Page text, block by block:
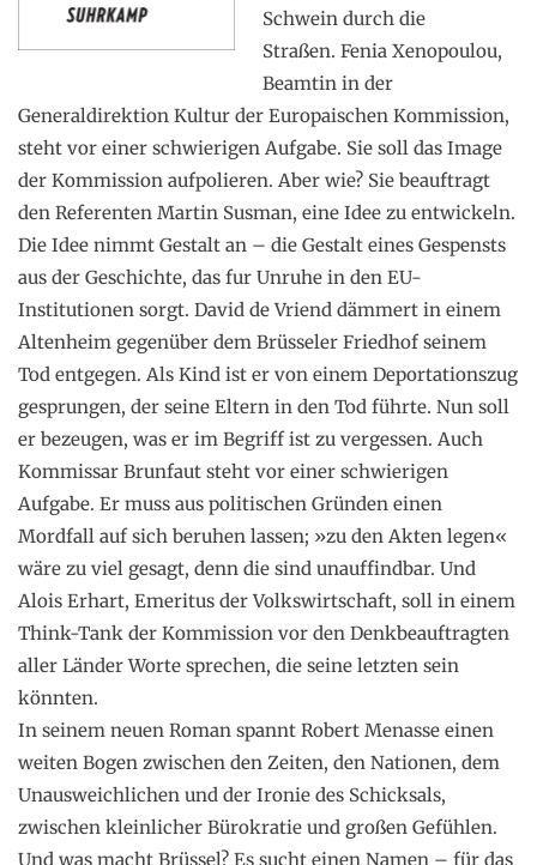
Schwein durch die
Straßen. Fenia Xenopoulou,
Beamtin in der
Generaldirektion Kultur der Europaischen Kommission,
steht vor einer schwierigen Aufgabe. Sie soll das Image
der Kommission aufpolieren. Aber wie? Sie beauftragt
den Referenten Martin Susman, eine Idee zu entwickeln.
Die Idee nimmt Gestalt an – die Gestalt eines Gespensts
aus der Geschichte, das fur Unruhe in den EU-
Institutionen sorgt. David de Vriend dämmert in einem
Altenheim gegenüber dem Brüsseler Friedhof seinem
Tod entgegen. Als Kind ist er von einem Deportationszug
gesprungen, der seine Eltern in den Tod führte. Nun soll
er bezeugen, was er im Begriff ist zu vergessen. Auch
Kommissar Brunfaut steht vor einer schwierigen
Aufgabe. Er muss aus politischen Gründen einen
Mordfall auf sich beruhen lassen; »zu den Akten legen«
wäre zu viel gesagt, denn die sind unauffindbar. Und
Alois Erhart, Emeritus der Volkswirtschaft, soll in einem
Think-Tank der Kommission vor den Denkbeauftragten
aller Länder Worte sprechen, die seine letzten sein
könnten.
In seinem neuen Roman spannt Robert Menasse einen
weiten Bogen zwischen den Zeiten, den Nationen, dem
Unausweichlichen und der Ironie des Schicksals,
zwischen kleinlicher Bürokratie und großen Gefühlen.
Und was macht Brüssel? Es sucht einen Namen – für das